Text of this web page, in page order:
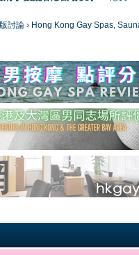
討論 › Hong Kong Gay Spas,